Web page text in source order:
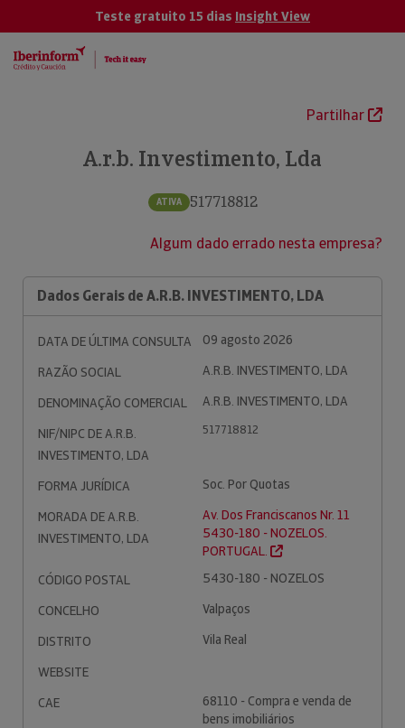
Teste gratuito 15 dias Insight View
Partilhar
A.r.b. Investimento, Lda
ATIVA 517718812
Algum dado errado nesta empresa?
Dados Gerais de A.R.B. INVESTIMENTO, LDA
DATA DE ÚLTIMA CONSULTA
09 agosto 2026
RAZÃO SOCIAL
A.R.B. INVESTIMENTO, LDA
DENOMINAÇÃO COMERCIAL
A.R.B. INVESTIMENTO, LDA
NIF/NIPC DE A.R.B.
INVESTIMENTO, LDA
517718812
FORMA JURÍDICA
Soc. Por Quotas
MORADA DE A.R.B.
INVESTIMENTO, LDA
Av. Dos Franciscanos Nr. 11
5430-180 - NOZELOS.
PORTUGAL.
CÓDIGO POSTAL
5430-180 - NOZELOS
CONCELHO
Valpaços
DISTRITO
Vila Real
WEBSITE
CAE
68110 - Compra e venda de
bens imobiliários